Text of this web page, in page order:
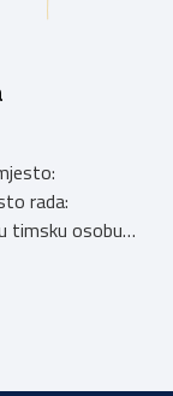
rada:
timsku osobu